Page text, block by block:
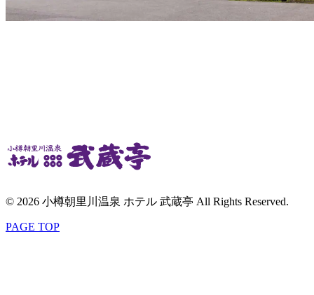
© 2026 小樽朝里川温泉 ホテル 武蔵亭 All Rights Reserved.
PAGE TOP